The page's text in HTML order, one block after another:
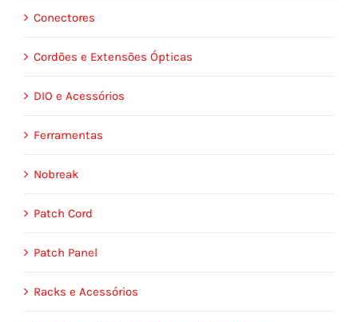
Conectores
Cordões e Extensões Ópticas
DIO e Acessórios
Ferramentas
Nobreak
Patch Cord
Patch Panel
Racks e Acessórios